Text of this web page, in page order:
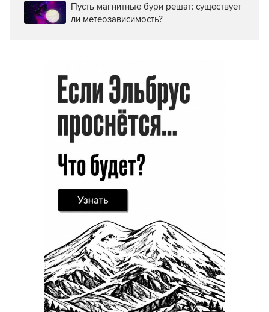
Пусть магнитные бури решат: существует
ли метеозависимость?